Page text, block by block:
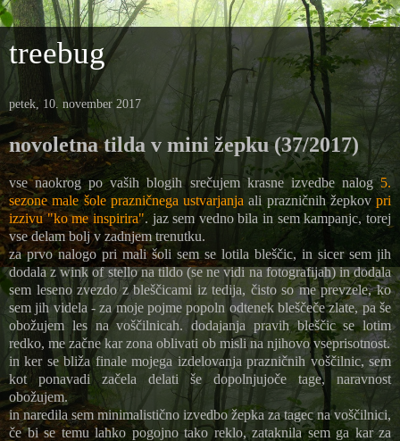
treebug
petek, 10. november 2017
novoletna tilda v mini žepku (37/2017)
vse naokrog po vaših blogih srečujem krasne izvedbe nalog5.
sezone male šole prazničnega ustvarjanja ali prazničnih žepkov pri
izzivu "ko me inspirira". jaz sem vedno bila in sem kampanjc, torej
vse delam bolj v zadnjem trenutku.
za prvo nalogo pri mali šoli sem se lotila bleščic, in sicer sem jih
dodala z wink of stello na tildo (se ne vidi na fotografijah) in dodala
sem leseno zvezdo z bleščicami iz tedija, čisto so me prevzele, ko
sem jih videla - za moje pojme popoln odtenek bleščeče zlate, pa še
obožujem les na voščilnicah. dodajanja pravih bleščic se lotim
redko, me začne kar zona oblivati ob misli na njihovo vseprisotnost.
in ker se bliža finale mojega izdelovanja prazničnih voščilnic, sem
kot ponavadi začela delati še dopolnjujoče tage, naravnost
obožujem.
in naredila sem minimalistično izvedbo žepka za tagec na voščilnici,
če bi se temu lahko pogojno tako reklo, zataknila sem ga kar za